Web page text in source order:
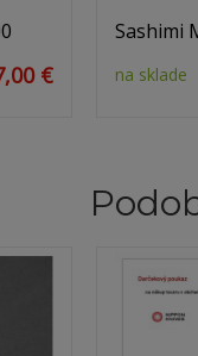
€
Sashimi
na sklade